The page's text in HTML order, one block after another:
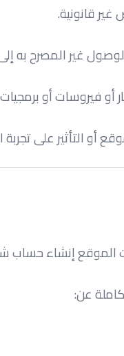
قانونية.
غير المصرح به
فيروسات أو برمجيات
أو التأثير على
الموقع إنشاء
عن: